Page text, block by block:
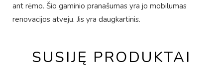
ant rėmo. Šio gaminio pranašumas yra jo mobilumas
renovacijos atveju. Jis yra daugkartinis.
SUSIJĘ PRODUKTAI